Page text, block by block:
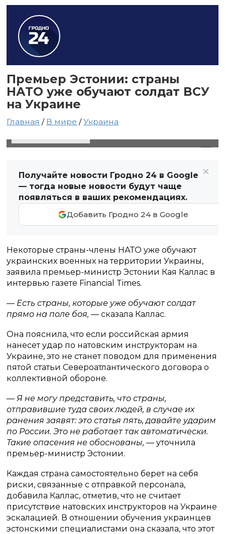
Премьер Эстонии: страны
НАТО уже обучают солдат ВСУ
на Украине
Главная / В мире /Украина
Получайте новости Гродно 24 в Google
— тогда новые новости будут чаще
появляться в ваших рекомендациях.
Добавить Гродно 24 в Google
Некоторые страны-члены НАТО уже обучают
украинских военных на территории Украины,
заявила премьер-министр Эстонии Кая Каллас в
интервью газете Financial Times.
— Есть страны, которые уже обучают солдат
прямо на поле боя, — сказала Каллас.
Она пояснила, что если российская армия
нанесет удар по натовским инструкторам на
Украине, это не станет поводом для применения
пятой статьи Североатлантического договора о
коллективной обороне.
— Я не могу представить, что страны,
отправившие туда своих людей, в случае их
ранения заявят: это статья пять, давайте ударим
по России. Это не работает так автоматически.
Такие опасения не обоснованы, — уточнила
премьер-министр Эстонии.
Каждая страна самостоятельно берет на себя
риски, связанные с отправкой персонала,
добавила Каллас, отметив, что не считает
присутствие натовских инструкторов на Украине
эскалацией. В отношении обучения украинцев
эстонскими специалистами она сказала, что этот